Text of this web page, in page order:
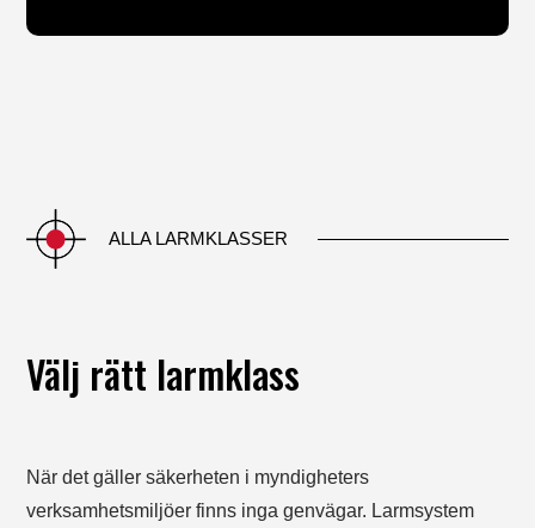
ALLA LARMKLASSER
Välj rätt larmklass
När det gäller säkerheten i myndigheters
verksamhetsmiljöer finns inga genvägar. Larmsystem